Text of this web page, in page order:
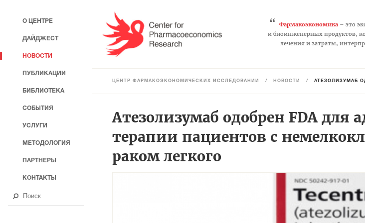
“ Фармакоэкономика– это
и биоинженерных продуктов,
лечения и затраты,
ЦЕНТР ФАРМАКОЭКОНОМИЧЕСКИХ ИССЛЕДОВАНИЙ / НОВОСТИ / АТЕЗОЛИЗУМАБ
Атезолизумаб одобрен FDA для
терапии пациентов с
раком легкого
О ЦЕНТРЕ
ДАЙДЖЕСТ
НОВОСТИ
ПУБЛИКАЦИИ
БИБЛИОТЕКА
СОБЫТИЯ
УСЛУГИ
МЕТОДОЛОГИЯ
ПАРТНЕРЫ
КОНТАКТЫ